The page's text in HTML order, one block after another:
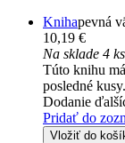
Knihapevná
10,19 €
Na sklade 4 ks
Túto knihu
posledné
Dodanie
Pridať do
Vložiť do